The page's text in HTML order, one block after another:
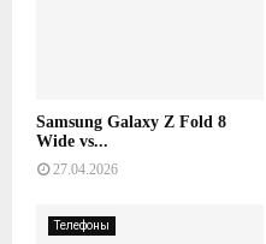
Samsung Galaxy Z Fold 8
Wide vs...
27.04.2026
Телефоны